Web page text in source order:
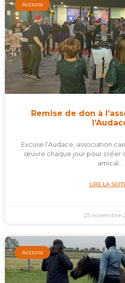
Actions
Remise de don à
Excuse l’Audace, association
œuvre chaque jour pour créer
amical…
LIRE LA
25 novembre
Actions